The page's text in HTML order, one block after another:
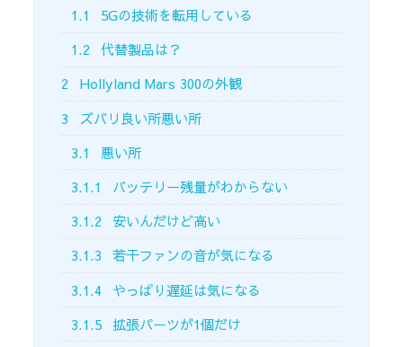
1.1
5Gの技術を転用している
1.2
代替製品は？
2
Hollyland Mars 300の外観
3
ズバリ良い所悪い所
3.1
悪い所
3.1.1
バッテリー残量がわからない
3.1.2
安いんだけど高い
3.1.3
若干ファンの音が気になる
3.1.4
やっぱり遅延は気になる
3.1.5 拡張パーツが1個だけ